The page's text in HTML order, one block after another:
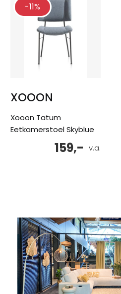
-11%
XOOON
Xooon Tatum
Eetkamerstoel Skyblue
v.a.
159,-